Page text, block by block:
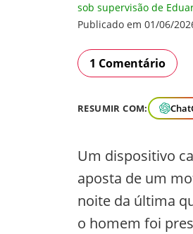
sob supervisão de
Publicado em 01/06/
1 Comentário
RESUMIR COM:
Um dispositivo
aposta de um
noite da última
o homem foi